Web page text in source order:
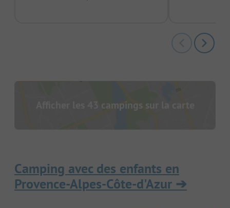
Afficher les 43 campings sur la carte
Camping avec des enfants en
Provence-Alpes-Côte-d'Azur ➔